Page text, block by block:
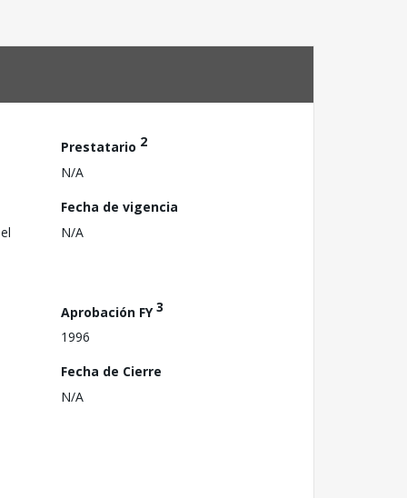
Prestatario 2
N/A
Fecha de vigencia
N/A
Aprobación FY3
1996
Fecha de Cierre
N/A